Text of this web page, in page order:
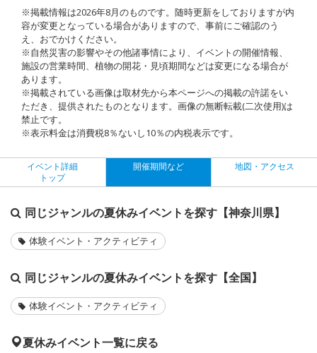
※掲載情報は2026年8月のものです。随時更新をしておりますが内
容が変更となっている場合がありますので、事前にご確認のう
え、おでかけください。
※自然災害の影響やその他諸事情により、イベントの開催情報、
施設の営業時間、植物の開花・見頃期間などは変更になる場合が
あります。
※掲載されている画像は取材先から本ページへの掲載の許諾をい
ただき、提供されたものとなります。画像の無断転載(二次使用)は
禁止です。
※表示料金は消費税8％ないし10％の内税表示です。
イベント詳細
トップ
開催期間など 地図・アクセス
同じジャンルの夏休みイベントを探す【神奈川県】
体験イベント・アクティビティ
同じジャンルの夏休みイベントを探す【全国】
体験イベント・アクティビティ
夏休みイベント一覧に戻る